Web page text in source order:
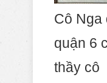
Cô Nga
quận 6
thầy cô